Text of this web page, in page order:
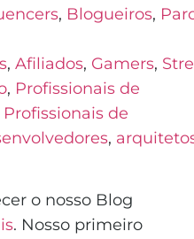
, Blogueiros,
, Afiliados, Gamers,
, Profissionais de
Profissionais de
,
o nosso Blog
. Nosso primeiro